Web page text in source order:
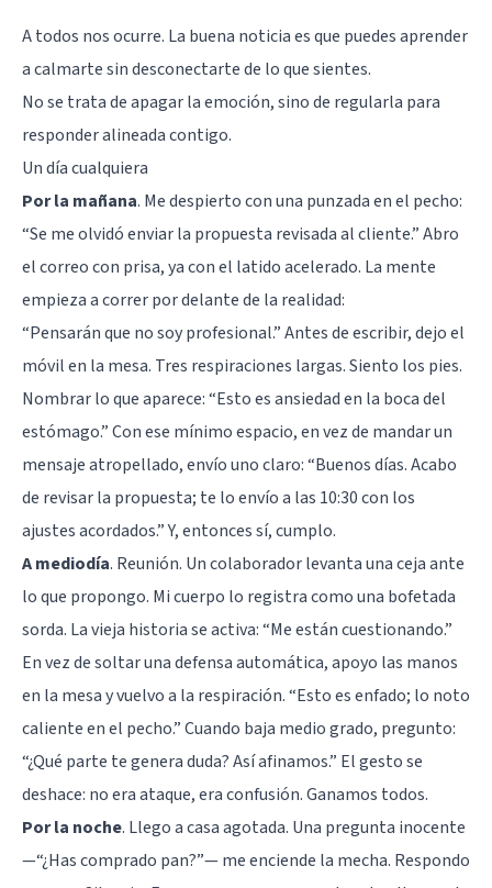
A todos nos ocurre. La buena noticia es que puedes aprender
a calmarte sin desconectarte de lo que sientes.
No se trata de apagar la emoción, sino de regularla para
responder alineada contigo.
Un día cualquiera
Por la mañana. Me despierto con una punzada en el pecho:
“Se me olvidó enviar la propuesta revisada al cliente.” Abro
el correo con prisa, ya con el latido acelerado. La mente
empieza a correr por delante de la realidad:
“Pensarán que no soy profesional.” Antes de escribir, dejo el
móvil en la mesa. Tres respiraciones largas. Siento los pies.
Nombrar lo que aparece: “Esto es ansiedad en la boca del
estómago.” Con ese mínimo espacio, en vez de mandar un
mensaje atropellado, envío uno claro: “Buenos días. Acabo
de revisar la propuesta; te lo envío a las 10:30 con los
ajustes acordados.” Y, entonces sí, cumplo.
A mediodía. Reunión. Un colaborador levanta una ceja ante
lo que propongo. Mi cuerpo lo registra como una bofetada
sorda. La vieja historia se activa: “Me están cuestionando.”
En vez de soltar una defensa automática, apoyo las manos
en la mesa y vuelvo a la respiración. “Esto es enfado; lo noto
caliente en el pecho.” Cuando baja medio grado, pregunto:
“¿Qué parte te genera duda? Así afinamos.” El gesto se
deshace: no era ataque, era confusión. Ganamos todos.
Por la noche. Llego a casa agotada. Una pregunta inocente
—“¿Has comprado pan?”— me enciende la mecha. Respondo